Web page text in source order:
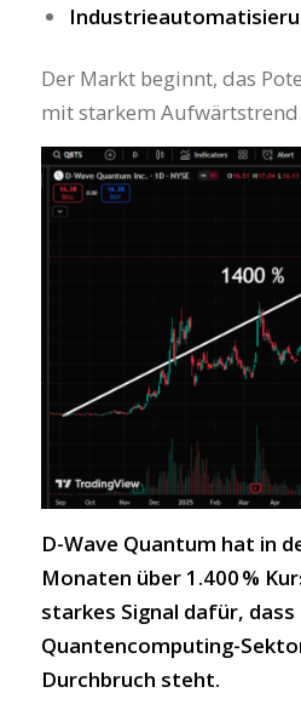
Der Markt beginnt, das
mit starkem Aufwärtstrend.
D-Wave Quantum hat in
Monaten über 1.400 %
starkes Signal dafür, dass
Quantencomputing-
Durchbruch steht.